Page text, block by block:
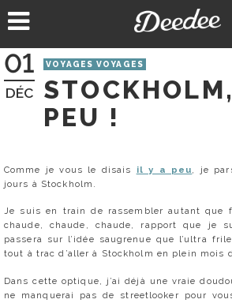
au
01
DÉC
VOYAGES VOYAGES
PEU !
Comme je vous le disais il y a peu , je
jours à Stockholm.
Je suis en train de rassembler autant que
chaude, chaude, chaude, rapport que je
passera sur l’idée saugrenue que l’ultra
tout à trac d’aller à Stockholm en plein mois
Dans cette optique, j’ai déjà une vraie
ne manquerai pas de streetlooker pour